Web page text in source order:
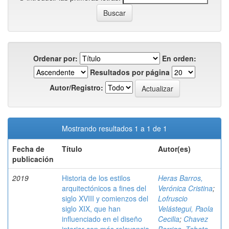
Ordenar por:
En orden:
Resultados por página
Autor/Registro:
Mostrando resultados 1 a 1 de 1
Fecha de
publicación
Título Autor(es)
2019
Historia de los estilos
arquitectónicos a fines del
siglo XVIII y comienzos del
siglo XIX, que han
influenciado en el diseño
Heras Barros,
Verónica Cristina;
Lofruscio
Velástegui, Paola
Cecilia; Chavez